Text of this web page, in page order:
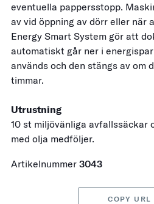
eventuella pappersstopp.
av vid öppning av dörr eller när
Energy Smart System gör att
automatiskt går ner i
används och den stängs av om
timmar.
Utrustning
10 st miljövänliga avfallssäckar
med olja medföljer.
Artikelnummer 3043
COPY URL